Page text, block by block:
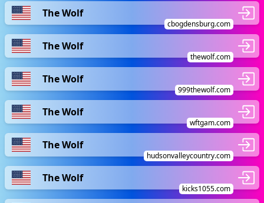
The Wolf
cbogdensburg.com
The Wolf
thewolf.com
The Wolf
999thewolf.com
The Wolf
wftgam.com
The Wolf
hudsonvalleycountry.com
The Wolf
kicks1055.com